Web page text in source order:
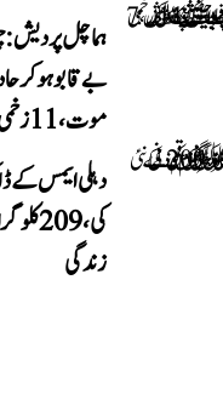
ہماچل پردیش:
موت، 11 زخمی
دہلی ایمس کے
کی،
زندگی